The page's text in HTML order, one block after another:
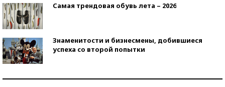
Самая трендовая обувь лета – 2026
Знаменитости и бизнесмены, добившиеся
успеха со второй попытки